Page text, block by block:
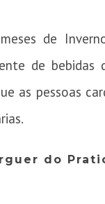
de
de
as pessoas
do